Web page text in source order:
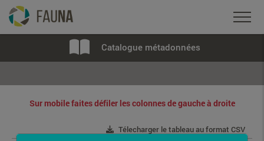
Catalogue métadonnées
Sur mobile faites défiler les colonnes de gauche à droite
Télecharger le tableau au format CSV